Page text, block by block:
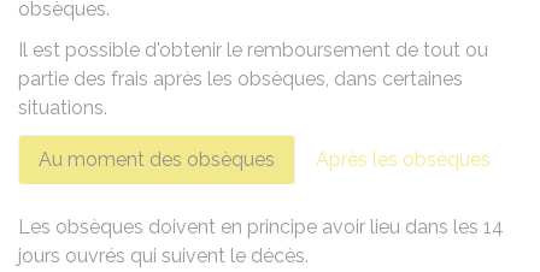
obsèques.
Il est possible d'obtenir le remboursement de tout ou
partie des frais après les obsèques, dans certaines
situations.
Au moment des obsèques Après les obsèques
Les obsèques doivent en principe avoir lieu dans les 14
jours ouvrés qui suivent le décès.